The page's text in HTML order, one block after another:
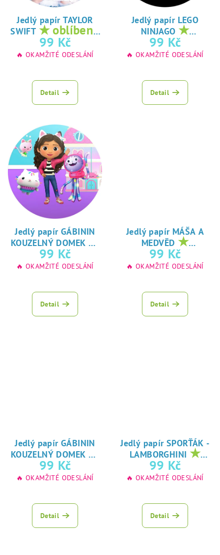
Jedlý papír TAYLOR
SWIFT ★ oblíbený
tisk na jedlý
papír
99 Kč
🔥 OKAMŽITÉ ODESLÁNÍ
Detail
Jedlý papír LEGO
NINJAGO ★
oblíbený tisk na
jedlý papír
99 Kč
🔥 OKAMŽITÉ ODESLÁNÍ
Detail
Jedlý papír GÁBININ
KOUZELNÝ DOMEK ★
oblíbený tisk na
jedlý papír
99 Kč
🔥 OKAMŽITÉ ODESLÁNÍ
Detail
Jedlý papír MÁŠA A
MEDVĚD ★
oblíbený tisk na
jedlý papír
99 Kč
🔥 OKAMŽITÉ ODESLÁNÍ
Detail
Jedlý papír GÁBININ
KOUZELNÝ DOMEK ★
oblíbený tisk na
jedlý papír
99 Kč
🔥 OKAMŽITÉ ODESLÁNÍ
Detail
Jedlý papír SPORŤÁK -
LAMBORGHINI ★
oblíbený tisk na
jedlý papír
99 Kč
🔥 OKAMŽITÉ ODESLÁNÍ
Detail